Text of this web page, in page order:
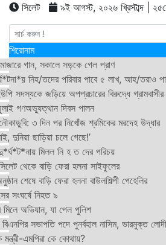
সিলেট ৯ই আগস্ট, ২০২৬ খ্রিস্টাব্দ |
শিরোনাম
গান, সকালে সড়কে গেল প্রাণ
নিহ/তদের পরিবার পাবে ৫ লাখ, আহ/তরাও
সদস্যকে জড়িয়ে অপপ্রচারের বিরুদ্ধে গ্রামবাসীর
গণঅভ্যুত্থান দিবস পালন
৩ দিন পর নিখোঁজ শ্রমিকের মরদেহ উদ্ধার
দুনিয়া ছাড়িয়া চলে গেছে!’
মিলল নি হ ত দের পরিচয়
থেকে বাড়ি ফেরা হলনা সাইফুলের
শেষে বাড়ি ফেরা হলনা বাউলশিল্পী পেহেলির
সংঘর্ষে নিহত ৯
মিলে অভিযান, যা পেল পুলিশ
সভাপতি পদে পুনর্বহাল নাসিম, ভারমুক্ত লোদী
মন্ত্রী-এমপিরা কে কোথায়?